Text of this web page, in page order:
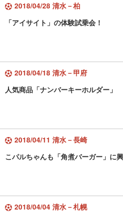
2018/04/28 清水－柏
「アイサイト」の体験試乗会！
2018/04/18 清水－甲府
人気商品「ナンバーキーホルダー」
2018/04/11 清水－長崎
こパルちゃんも「角煮バーガー」に
2018/04/04 清水－札幌